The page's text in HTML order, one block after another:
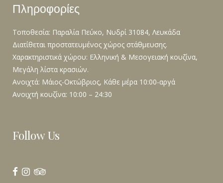
Πληροφορίες
Τοποθεσία: Παραλία Πεύκο, Νυδρί 31084, Λευκάδα
Διατίθεται προστατευμένος χώρος στάθμευσης.
Χαρακτηριστικά χώρου: Ελληνική & Μεσογειακή κουζίνα,
Μεγάλη λίστα κρασιών.
Ανοιχτά: Μάιος-Οκτώβριος, Κάθε μέρα 10:00-αργά
Ανοιχτή κουζίνα: 10:00 – 24:30
Follow Us